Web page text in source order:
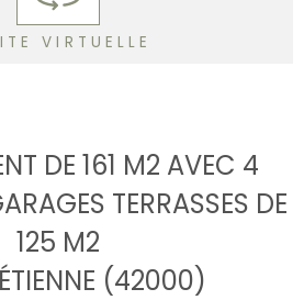
VIRTUELLE
DE 161 M2 AVEC 4
TERRASSES DE
125 M2
(42000)